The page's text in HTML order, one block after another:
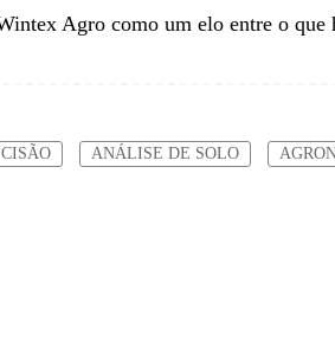
Agro como um elo entre o que
ANÁLISE DE SOLO